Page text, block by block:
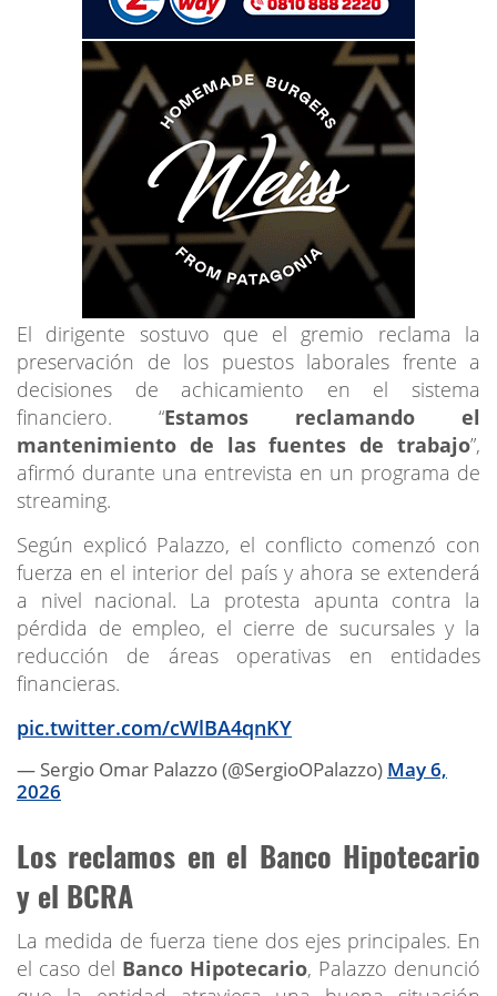
El dirigente sostuvo que el gremio reclama la
preservación de los puestos laborales frente a
decisiones de achicamiento en el sistema
financiero. “Estamos reclamando el
mantenimiento de las fuentes de trabajo”,
afirmó durante una entrevista en un programa de
streaming.
Según explicó Palazzo, el conflicto comenzó con
fuerza en el interior del país y ahora se extenderá
a nivel nacional. La protesta apunta contra la
pérdida de empleo, el cierre de sucursales y la
reducción de áreas operativas en entidades
financieras.
pic.twitter.com/cWlBA4qnKY
— Sergio Omar Palazzo (@SergioOPalazzo) May 6,
2026
Los reclamos en el Banco Hipotecario
y el BCRA
La medida de fuerza tiene dos ejes principales. En
el caso del Banco Hipotecario, Palazzo denunció